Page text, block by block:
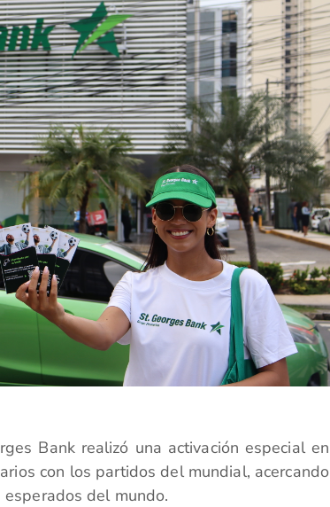
Bank realizó una activación especial en
con los partidos del mundial, acercando
del mundo.